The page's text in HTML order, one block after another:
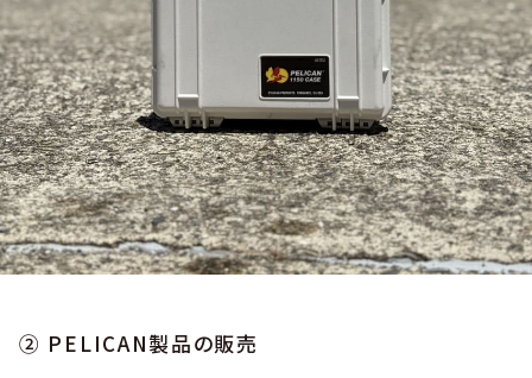
② PELICAN製品の販売